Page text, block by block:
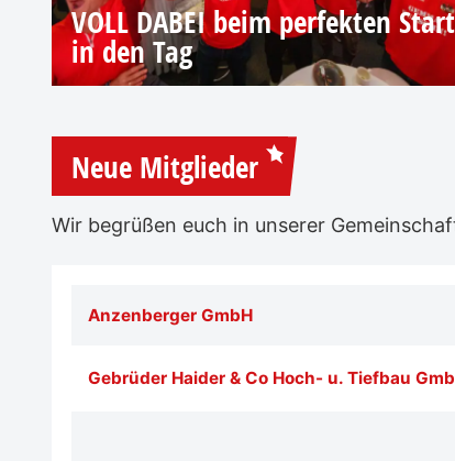
VOLL DABEI beim perfekten Start
in den Tag
Neue Mitglieder
Wir begrüßen euch in unserer
Anzenberger GmbH
Gebrüder Haider & Co Hoch- u. Tiefbau